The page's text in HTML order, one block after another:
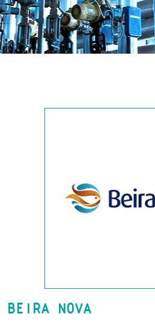
BEIRA NOVA